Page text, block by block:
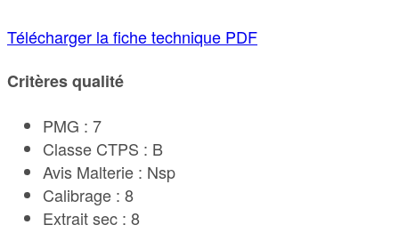
Télécharger la fiche technique PDF
Critères qualité
PMG : 7
Classe CTPS : B
Avis Malterie : Nsp
Calibrage : 8
Extrait sec : 8